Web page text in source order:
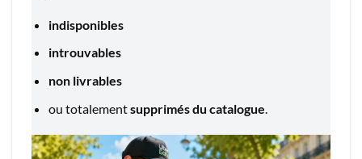
indisponibles
introuvables
non livrables
ou totalementsupprimés du catalogue